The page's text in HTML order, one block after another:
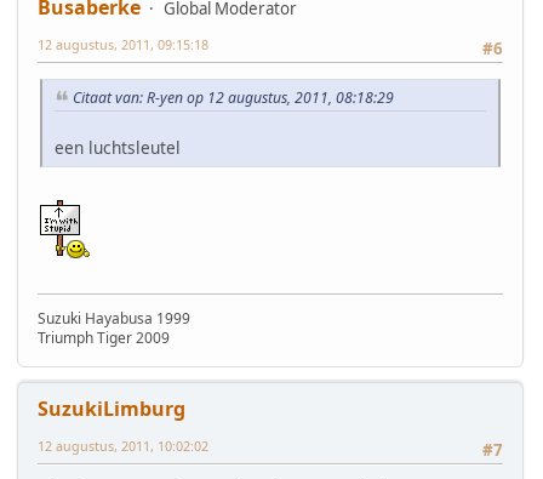
Busaberke
Global Moderator
#6
12 augustus, 2011, 09:15:18
Citaat van: R-yen op 12 augustus, 2011, 08:18:29
een luchtsleutel
Suzuki Hayabusa 1999
Triumph Tiger 2009
SuzukiLimburg
#7
12 augustus, 2011, 10:02:02